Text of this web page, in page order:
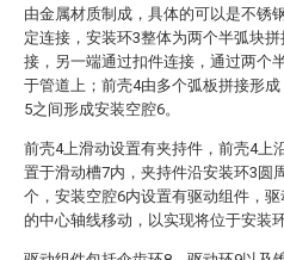
由金属材质制成，具体的可以是不锈
定连接，安装环3整体为两个半弧块
接，另一端通过扣件连接，通过两个
于管道上；前壳4由多个弧板拼接形
5之间形成安装空腔6。
前壳4上滑动设置有夹持件，前壳4上
置于滑动槽7内，夹持件沿安装环3圆
个，安装空腔6内设置有驱动组件，
的中心轴线移动，以实现将位于安装